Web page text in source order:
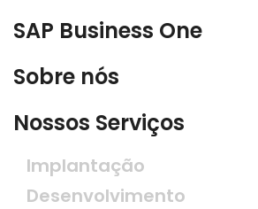
SAP Business One
Sobre nós
Nossos Serviços
Implantação
Desenvolvimento